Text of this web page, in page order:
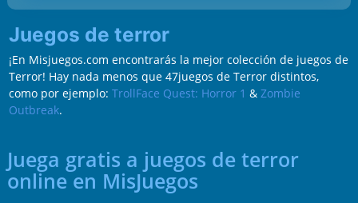
Juegos de terror
¡En Misjuegos.com encontrarás la mejor colección de juegos de
Terror! Hay nada menos que 47juegos de Terror distintos,
como por ejemplo: TrollFace Quest: Horror 1 & Zombie
Outbreak.
Juega gratis a juegos de terror
online en MisJuegos